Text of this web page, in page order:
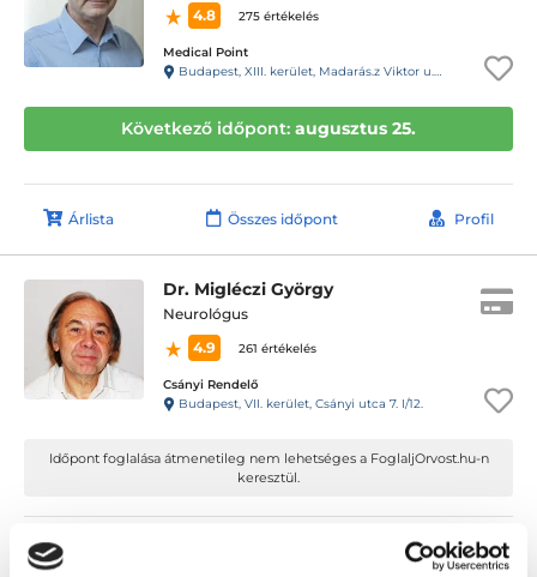
4.8
275 értékelés
Medical Point
Budapest, XIII. kerület, Madarás.z Viktor u. 47-49. fszt
Következő időpont: augusztus 25.
Árlista Összes időpont Profil
Dr. Migléczi György
Neurológus
4.9
261 értékelés
Csányi Rendelő
Budapest, VII. kerület, Csányi utca 7. I/12.
Időpont foglalása átmenetileg nem lehetséges a FoglaljOrvost.hu-n
keresztül.
Profil